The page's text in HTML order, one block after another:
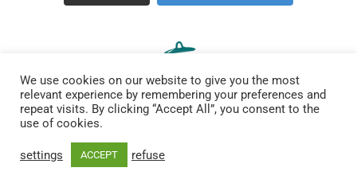
site bilingue de recettes gourmandes, de bons plans et bien
We use cookies on our website to give you the most
relevant experience by remembering your preferences and
repeat visits. By clicking “Accept All”, you consent to the
use of cookies.
settings ACCEPT refuse